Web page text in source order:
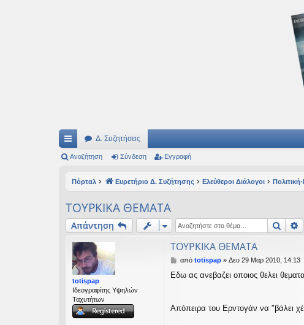
Αυτός ο τόπος φιλοδοξεί να ανοίγει μονοπάτια για τα συναρπαστικά και όμορφα
ρή
συ
Δ. Συζητήσεις
Αναζήτηση Σύνδεση Εγγραφή
Πόρταλ Ευρετήριο Δ. Συζήτησης Ελεύθεροι Διάλογοι
TΟΥΡΚΙΚΑ ΘΕΜΑΤΑ
Απάντηση
totispap
Ιδεογραφίτης Υψηλών
Ταχυτήτων
TΟΥΡΚΙΚΑ ΘΕΜΑΤΑ
Δ
μ
ί
από totispap» Δευ 29 Μαρ 2010, 14:13
Εδω ας ανεβαζει οποιος θελει
Απόπειρα του Ερντογάν να "βάλει